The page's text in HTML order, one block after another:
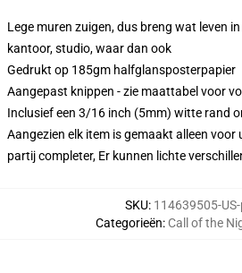
Lege muren zuigen, dus breng wat leven
kantoor, studio, waar dan ook
Gedrukt op 185gm halfglansposterpapier
Aangepast knippen - zie maattabel voor
Inclusief een 3/16 inch (5mm) witte rand
Aangezien elk item is gemaakt alleen voor
partij completer, Er kunnen lichte
SKU: 114639505-
Categorieën: Call of the